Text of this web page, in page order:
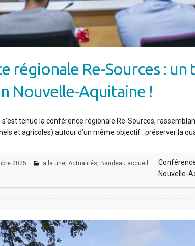
régionale Re-Sources :
Nouvelle-Aquitaine !
tenue la conférence régionale Re-Sources,
et agricoles) autour d’un même objectif : préserver la
2025 a la une, Actualités, Bandeau accueil
Nouvelle-